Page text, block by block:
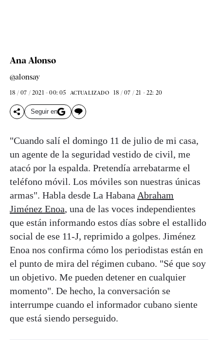
Ana Alonso
@alonsay
18 / 07 / 2021 - 00: 05 ACTUALIZADO 18 / 07 / 21 - 22: 20
Seguir en
"Cuando salí el domingo 11 de julio de mi casa,
un agente de la seguridad vestido de civil, me
atacó por la espalda. Pretendía arrebatarme el
teléfono móvil. Los móviles son nuestras únicas
armas". Habla desde La Habana Abraham
Jiménez Enoa, una de las voces independientes
que están informando estos días sobre el estallido
social de ese 11-J, reprimido a golpes. Jiménez
Enoa nos confirma cómo los periodistas están en
el punto de mira del régimen cubano. "Sé que soy
un objetivo. Me pueden detener en cualquier
momento". De hecho, la conversación se
interrumpe cuando el informador cubano siente
que está siendo perseguido.